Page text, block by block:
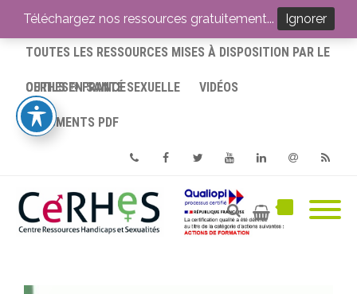
ACCUEIL
TOUTES LES RESSOURCES MISES À DISPOSITION PAR LE
CERHES® FRANCE
OUTILS EN SANTÉ SEXUELLE VIDÉOS
DOCUMENTS PDF
PhoneFacebookTwitterYoutube
Téléchargez nos ressources gratuitement... Ignorer